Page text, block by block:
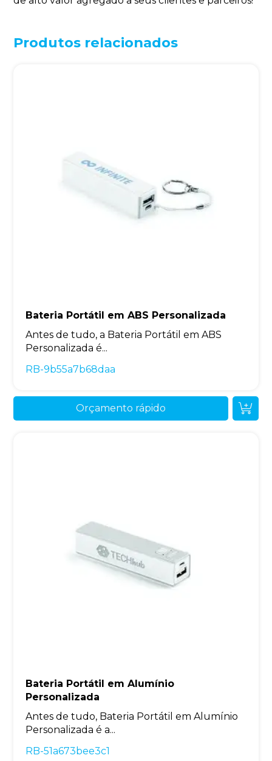
Produtos relacionados
Bateria Portátil em ABS Personalizada
Antes de tudo, a Bateria Portátil em ABS
Personalizada é...
RB-9b55a7b68daa
Orçamento rápido
Bateria Portátil em Alumínio
Personalizada
Antes de tudo, Bateria Portátil em Alumínio
Personalizada é a...
RB-51a673bee3c1